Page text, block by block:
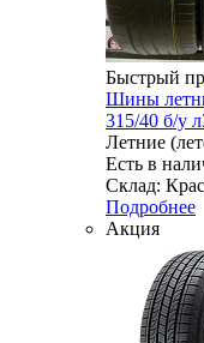
Быстрый
Шины
315/40 б/у
Летние
Есть в
Склад:
Подробнее
Акция